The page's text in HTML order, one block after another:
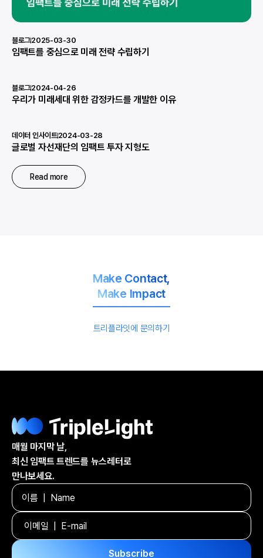
블로그2025-03-30
임팩트를 중심으로 미래 전략 수립하기
블로그2024-04-26
우리가 미래세대 위한 감정카드를 개발한 이유
데이터 인사이트2024-03-28
글로벌 자선재단의 임팩트 투자 지형도
Read more
Make Contact,
Make Impact
트리플라잇에 문의하기
매월 마지막 날,
최신 임팩트 트렌드를 뉴스레터로
만나보세요.